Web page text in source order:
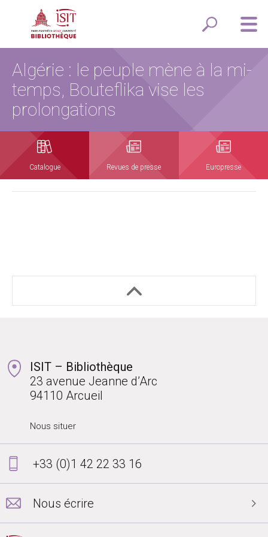
Algérie : le peuple mène à la mi-
temps, Bouteflika vise les
prolongations
Catalogue Revues de presse Europresse
ISIT – Bibliothèque
23 avenue Jeanne d’Arc
94110 Arcueil
Nous situer
+33 (0)1 42 22 33 16
Nous écrire